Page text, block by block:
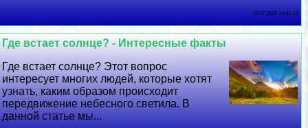
18 07 2026 14:41:13
Где встает солнце? - Интересные факты
Где встает солнце? Этот вопрос
интересует многих людей, которые хотят
узнать, каким образом происходит
передвижение небесного светила. В
данной статье мы...